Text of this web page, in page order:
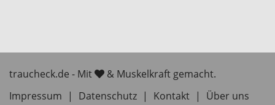
traucheck.de - Mit
& Muskelkraft gemacht.
Impressum
| Datenschutz | Kontakt | Über uns